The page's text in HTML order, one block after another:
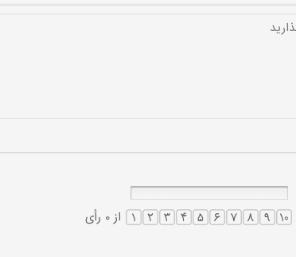
از 0 رأی